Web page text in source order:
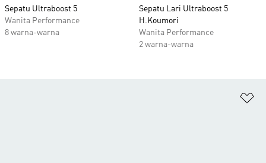
Sepatu Ultraboost 5
Wanita Performance
8 warna-warna
Sepatu Lari Ultraboost 5
H.Koumori
Wanita Performance
2 warna-warna